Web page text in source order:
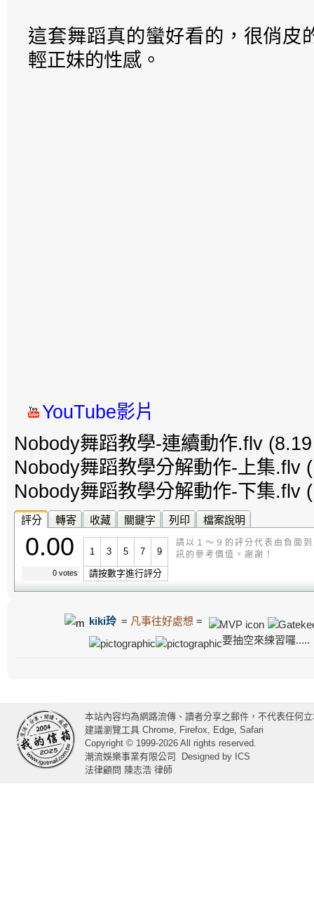
這套舞蹈真的蠻好看的，很俏皮
輕正妹的性感。
YouTube影片
Nobody舞蹈教學-連續動作.flv
Nobody舞蹈教學分解動作-上集.flv
Nobody舞蹈教學分解動作-下集.flv
評分 轉寄 收藏 關鍵字 列印 檔案說明
0.00
0 votes
1 3 5 7 9
請按數字進行評分
請以１～９的評分代表由負面
訊的參考價值。謝謝！
kiki玲 = 凡事往好處想 =
要抽空來練習囉.....
本站內容均為網路流傳、讀者分享之郵件，不代表任何
建議瀏覽工具 Chrome, Firefox, Edge, Safari
Copyright © 1999-2026 All rights reserved.
潮流娛樂事業有限公司
Designed by ICS
法律顧問 陳志浩 律師